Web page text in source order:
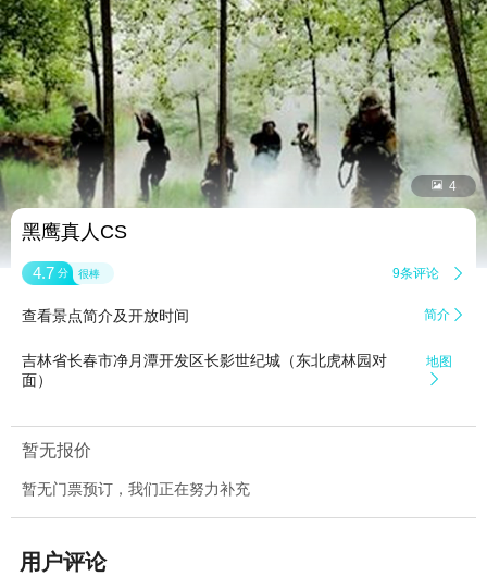
 4
黑鹰真人CS
4.7 分 很棒 9条评论 
查看景点简介及开放时间 简介 
吉林省长春市净月潭开发区长影世纪城（东北虎林园对
面）
地图

暂无报价
暂无门票预订，我们正在努力补充
用户评论
